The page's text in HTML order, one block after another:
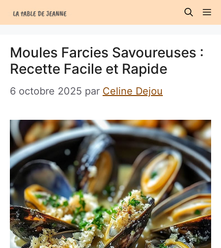
au
Moules Farcies Savoureuses :
Recette Facile et Rapide
6 octobre 2025 par Celine Dejou